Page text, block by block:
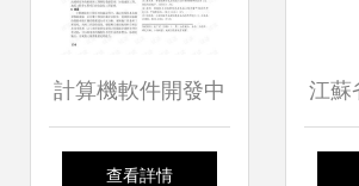
計算機軟件開發中
Java編程語言的運
查看詳情
江蘇
路